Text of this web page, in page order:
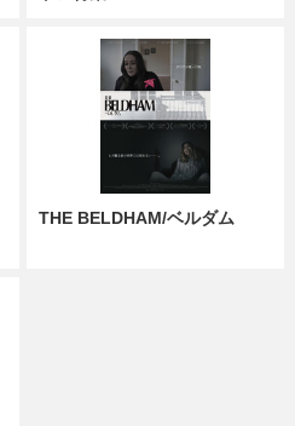
THE BELDHAM/ベルダム